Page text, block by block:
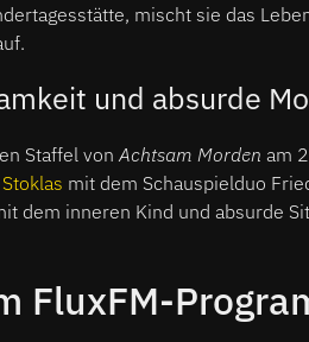
mischt sie das
und absurde
Staffel von Achtsam Morden am
mit dem Schauspielduo
dem inneren Kind und absurde
FluxFM-